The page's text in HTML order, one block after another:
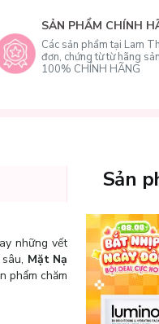
SẢN PHẨM CHÍNH
Các sản phẩm tại Lam
đơn, chứng từ từ hãng
100% CHÍNH HÃNG
những vết
Mặt Nạ
phẩm chăm
Sản